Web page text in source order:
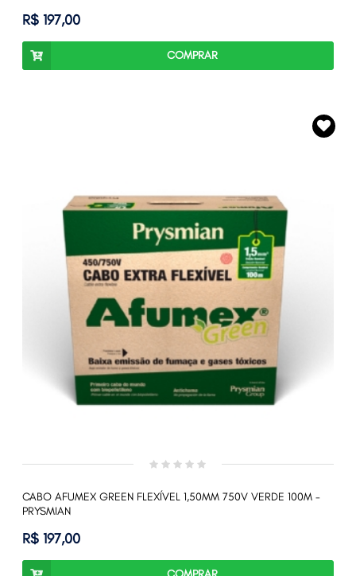
R$ 197,00
COMPRAR
CABO AFUMEX GREEN FLEXÍVEL 1,50MM 750V VERDE 100M -
PRYSMIAN
R$ 197,00